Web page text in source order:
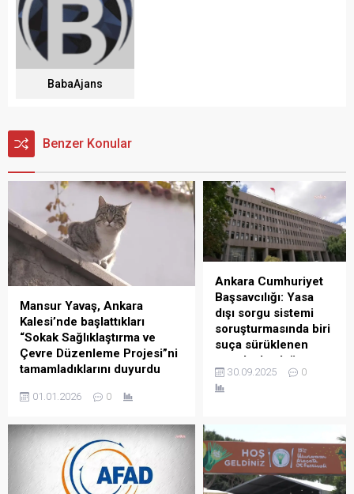
BabaAjans
Benzer Konular
Mansur Yavaş, Ankara
Kalesi’nde başlattıkları
“Sokak Sağlıklaştırma ve
Çevre Düzenleme Projesi”ni
tamamladıklarını duyurdu
Ankara Büyükşehir Belediye
Başkanı Mansur Yavaş, Ankara
Sağlıklaştırma ve Çevre
Düzenleme Projesi”ni
tamamladıklarını duyurdu.
Yavaş, “Ankara’nın kültürel
01.01.2026 0
Ankara Cumhuriyet
Başsavcılığı: Yasa
dışı sorgu sistemi
soruşturmasında biri
suça sürüklenen
çocuk olmak üzere
iki şüpheli hakkında
tutuklama kararı
Başsavcılığı,
vatandaşların kişisel
bilgilerine erişim
sağlamak amacıyla
30.09.2025 0